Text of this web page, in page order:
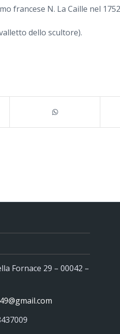
francese N. La Caille nel
dello scultore).
Fornace 29 – 00042 –